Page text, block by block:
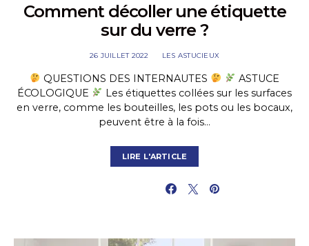
Comment décoller une étiquette
sur du verre ?
26 JUILLET 2022 LES ASTUCIEUX
QUESTIONS DES INTERNAUTES
ASTUCE
ÉCOLOGIQUE
Les étiquettes collées sur les surfaces
en verre, comme les bouteilles, les pots ou les bocaux,
peuvent être à la fois…
LIRE L'ARTICLE